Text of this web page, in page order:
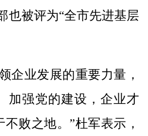
也被评为“全市先进基层
业发展的重要力量，
加强党的建设，企业才
败之地。”杜军表示，